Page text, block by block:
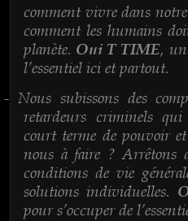
comment vivre dans
comment les humains
planète. Oui T TIME, un
l’essentiel ici et partout.
- Nous subissons des
retardeurs criminels qui
court terme de pouvoir
nous à faire ? Arrêtons
conditions de vie
solutions individuelles.
pour s’occuper de